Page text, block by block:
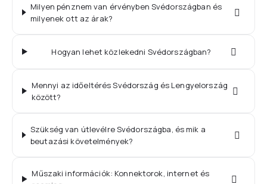
Milyen pénznem van érvényben Svédországban és
milyenek ott az árak?
Hogyan lehet közlekedni Svédországban?
Mennyi az időeltérés Svédország és Lengyelország
között?
Szükség van útlevélre Svédországba, és mik a
beutazási követelmények?
Műszaki információk: Konnektorok, internet és